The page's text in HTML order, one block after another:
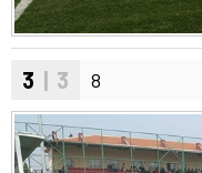
3 | 3 8